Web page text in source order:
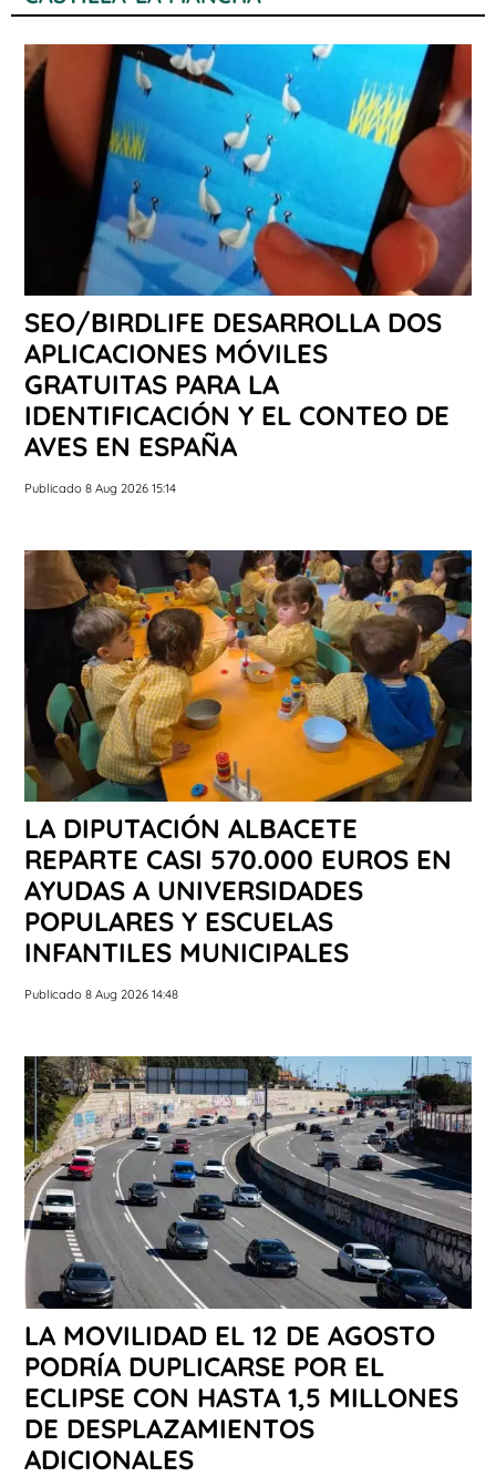
SEO/BIRDLIFE DESARROLLA DOS
APLICACIONES MÓVILES
GRATUITAS PARA LA
IDENTIFICACIÓN Y EL CONTEO DE
AVES EN ESPAÑA
Publicado 8 Aug 2026 15:14
LA DIPUTACIÓN ALBACETE
REPARTE CASI 570.000 EUROS EN
AYUDAS A UNIVERSIDADES
POPULARES Y ESCUELAS
INFANTILES MUNICIPALES
Publicado 8 Aug 2026 14:48
LA MOVILIDAD EL 12 DE AGOSTO
PODRÍA DUPLICARSE POR EL
ECLIPSE CON HASTA 1,5 MILLONES
DE DESPLAZAMIENTOS
ADICIONALES